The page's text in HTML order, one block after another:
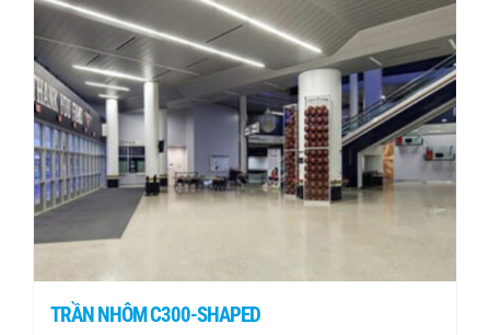
TRẦN NHÔM C300-SHAPED